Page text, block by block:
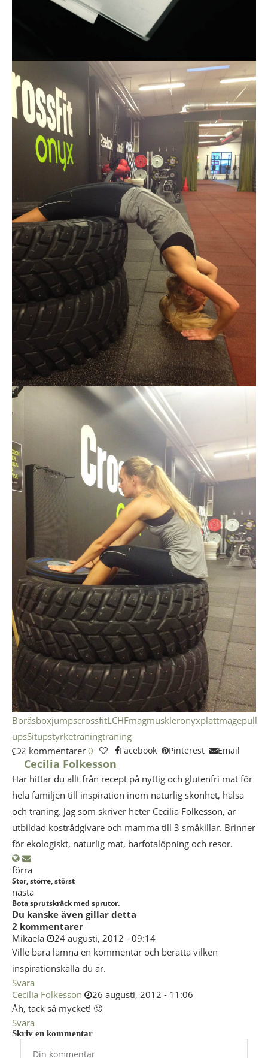
BoråsboxjumpscrossfitLCHFmagmuskleronyxplattmagepull
upsSitupstyrketräningträning
2 kommentarer 0 Facebook Pinterest Email
Cecilia Folkesson
Här hittar du allt från recept på nyttig och glutenfri mat för
hela familjen till inspiration inom naturlig skönhet, hälsa
och träning. Jag som skriver heter Cecilia Folkesson, är
utbildad kostrådgivare och mamma till 3 småkillar. Brinner
för ekologiskt, naturlig mat, barfotalöpning och resor.
förra
Stor, större, störst
nästa
Bota sprutskräck med sprutor.
Du kanske även gillar detta
2 kommentarer
Mikaela
24 augusti, 2012 - 09:14
Ville bara lämna en kommentar och berätta vilken
inspirationskälla du är.
Svara
Cecilia Folkesson
26 augusti, 2012 - 11:06
Åh, tack så mycket! 🙂
Svara
Skriv en kommentar